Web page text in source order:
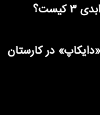
در کارستان